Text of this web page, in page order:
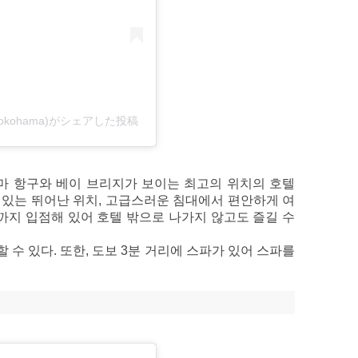
がシェアした投稿
항구와 베이 브리지가 보이는 최고의 위치의 호텔
는 뛰어난 위치, 고급스러운 침대에서 편안하게 여
입점해 있어 호텔 밖으로 나가지 않고도 즐길 수
수 있다. 또한, 도보 3분 거리에 스파가 있어 스파를